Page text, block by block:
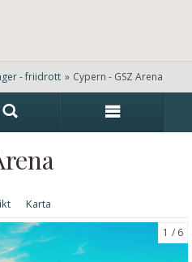
- friidrott » Cypern - GSZ Arena
Karta
1 6